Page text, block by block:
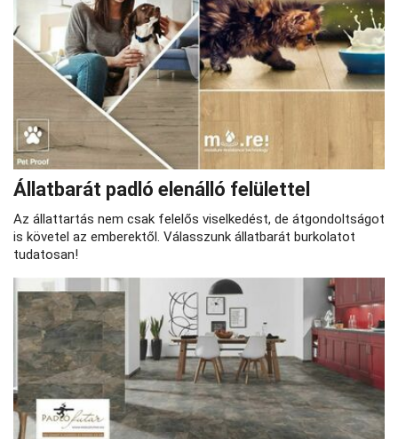
Állatbarát padló elenálló felülettel
Az állattartás nem csak felelős viselkedést, de átgondoltságot
is követel az emberektől. Válasszunk állatbarát burkolatot
tudatosan!